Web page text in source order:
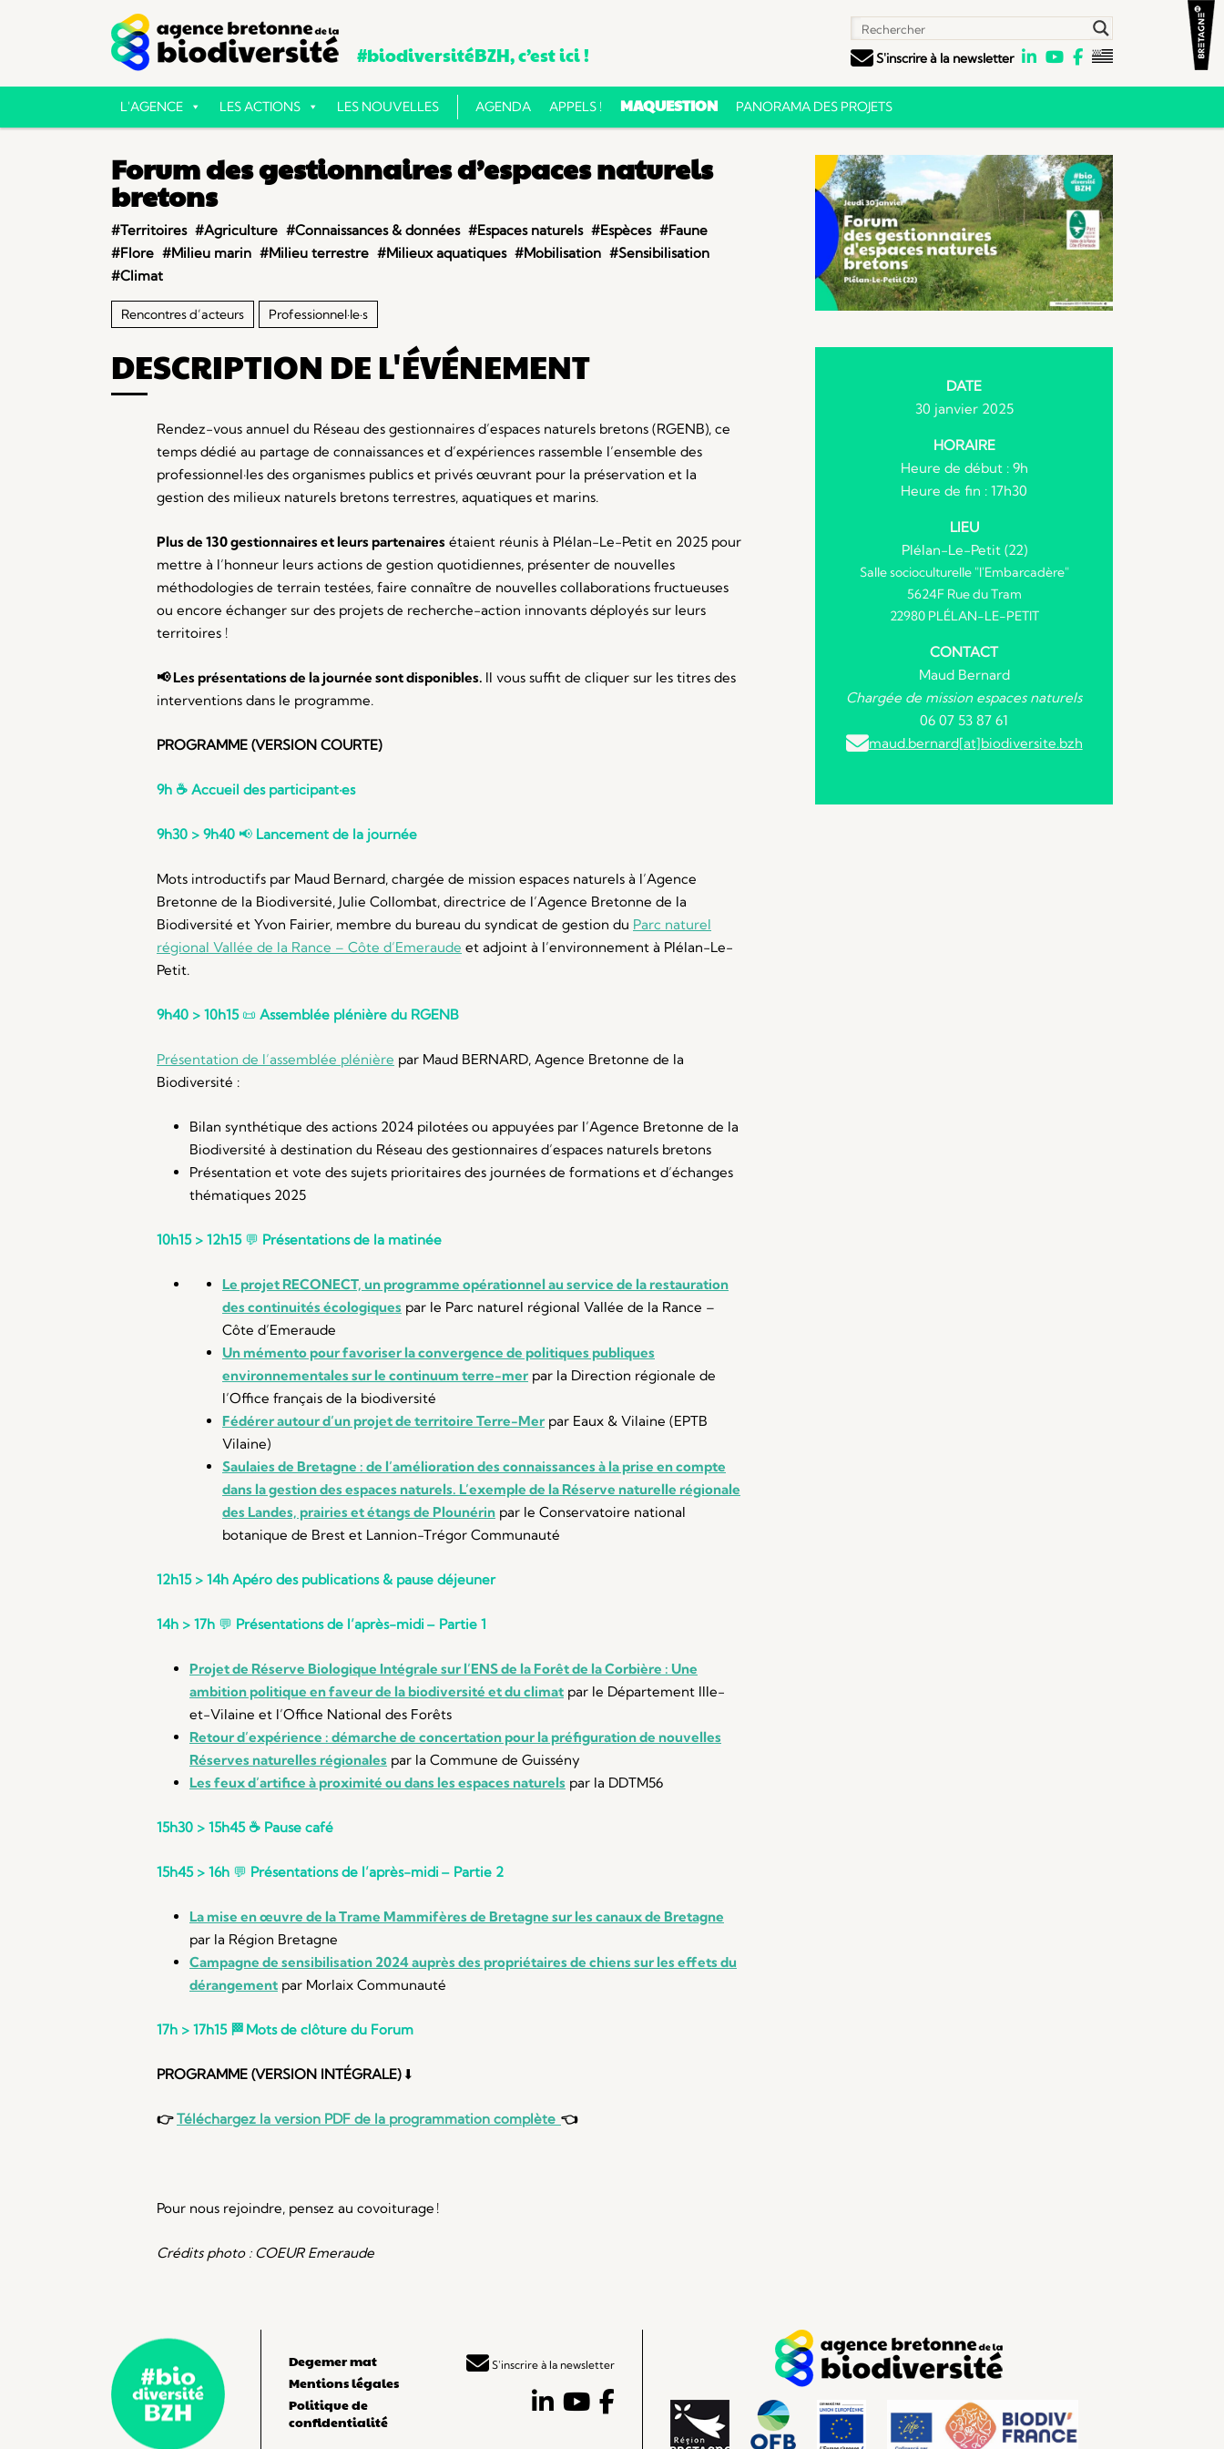
#biodiversitéBZH, c’est ici ! S'inscrire à la newsletter
au
L'AGENCE LES ACTIONS LES NOUVELLES AGENDA APPELS ! MAQUESTION PANORAMA DES PROJETS
Forum des gestionnaires d’espaces naturels
bretons
#Territoires #Agriculture #Connaissances & données #Espaces naturels #Espèces #Faune
#Flore #Milieu marin #Milieu terrestre #Milieux aquatiques #Mobilisation #Sensibilisation
#Climat
Rencontres d’acteurs Professionnel·le·s
DESCRIPTION DE L'ÉVÉNEMENT
Rendez-vous annuel du Réseau des gestionnaires d’espaces naturels bretons (RGENB), ce
temps dédié au partage de connaissances et d’expériences rassemble l’ensemble des
professionnel·les des organismes publics et privés œuvrant pour la préservation et la
gestion des milieux naturels bretons terrestres, aquatiques et marins.
Plus de 130 gestionnaires et leurs partenaires étaient réunis à Plélan-Le-Petit en 2025 pour
mettre à l’honneur leurs actions de gestion quotidiennes, présenter de nouvelles
méthodologies de terrain testées, faire connaître de nouvelles collaborations fructueuses
ou encore échanger sur des projets de recherche-action innovants déployés sur leurs
territoires !
📢 Les présentations de la journée sont disponibles. Il vous suffit de cliquer sur les titres des
interventions dans le programme.
PROGRAMME (VERSION COURTE)
9h ☕ Accueil des participant·es
9h30 > 9h40 📢 Lancement de la journée
Mots introductifs par Maud Bernard, chargée de mission espaces naturels à l’Agence
Bretonne de la Biodiversité, Julie Collombat, directrice de l’Agence Bretonne de la
Biodiversité et Yvon Fairier, membre du bureau du syndicat de gestion du Parc naturel
régional Vallée de la Rance – Côte d’Emeraude et adjoint à l’environnement à Plélan-Le-
Petit.
9h40 > 10h15 📜 Assemblée plénière du RGENB
Présentation de l’assemblée plénière par Maud BERNARD, Agence Bretonne de la
Biodiversité :
Bilan synthétique des actions 2024 pilotées ou appuyées par l’Agence Bretonne de la
Biodiversité à destination du Réseau des gestionnaires d’espaces naturels bretons
Présentation et vote des sujets prioritaires des journées de formations et d’échanges
thématiques 2025
10h15 > 12h15 💬 Présentations de la matinée
Le projet RECONECT, un programme opérationnel au service de la restauration
des continuités écologiques par le Parc naturel régional Vallée de la Rance –
Côte d’Emeraude
Un mémento pour favoriser la convergence de politiques publiques
environnementales sur le continuum terre-mer par la Direction régionale de
l’Office français de la biodiversité
Fédérer autour d’un projet de territoire Terre-Mer par Eaux & Vilaine (EPTB
Vilaine)
Saulaies de Bretagne : de l’amélioration des connaissances à la prise en compte
dans la gestion des espaces naturels. L’exemple de la Réserve naturelle régionale
des Landes, prairies et étangs de Plounérin par le Conservatoire national
botanique de Brest et Lannion-Trégor Communauté
12h15 > 14h Apéro des publications & pause déjeuner
14h > 17h 💬 Présentations de l’après-midi – Partie 1
Projet de Réserve Biologique Intégrale sur l’ENS de la Forêt de la Corbière : Une
ambition politique en faveur de la biodiversité et du climat par le Département Ille-
et-Vilaine et l’Office National des Forêts
Retour d’expérience : démarche de concertation pour la préfiguration de nouvelles
Réserves naturelles régionales par la Commune de Guissény
Les feux d’artifice à proximité ou dans les espaces naturels par la DDTM56
15h30 > 15h45 ☕ Pause café
15h45 > 16h 💬 Présentations de l’après-midi – Partie 2
La mise en œuvre de la Trame Mammifères de Bretagne sur les canaux de Bretagne
par la Région Bretagne
Campagne de sensibilisation 2024 auprès des propriétaires de chiens sur les effets du
dérangement par Morlaix Communauté
17h > 17h15 🏁 Mots de clôture du Forum
PROGRAMME (VERSION INTÉGRALE) ⬇
👉 Téléchargez la version PDF de la programmation complète 👈
Pour nous rejoindre, pensez au covoiturage !
Crédits photo : COEUR Emeraude
DATE
30 janvier 2025
HORAIRE
Heure de début : 9h
Heure de fin : 17h30
LIEU
Plélan-Le-Petit (22)
Salle socioculturelle "l'Embarcadère"
5624F Rue du Tram
22980 PLÉLAN-LE-PETIT
CONTACT
Maud Bernard
Chargée de mission espaces naturels
06 07 53 87 61
maud.bernard[at]biodiversite.bzh
Degemer mat
Mentions légales
Politique de
confidentialité
S'inscrire à la newsletter